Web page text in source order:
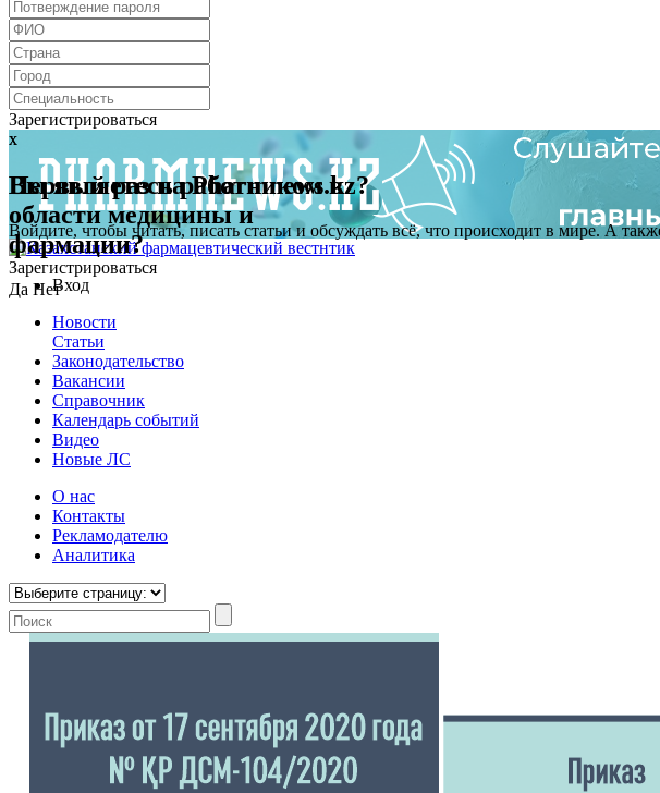
Зарегистрироваться
x
Первый раз на Pharmnews.kz?
Войдите, чтобы читать, писать статьи и обсуждать всё, что происходит в мире. А
Зарегистрироваться
x
Вы являетесь работником в
области медицины и
фармации?
Да НетВход
Новости
Статьи
Законодательство
Вакансии
Справочник
Календарь событий
Видео
Новые ЛС
О нас
Контакты
Рекламодателю
Аналитика